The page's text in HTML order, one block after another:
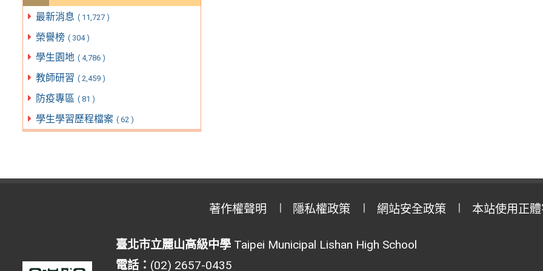
最新消息 ( 11,727 )
榮譽榜 ( 304 )
學生園地 ( 4,786 )
教師研習 ( 2,459 )
防疫專區 ( 81 )
學生學習歷程檔案 ( 62 )
著作權聲明 隱私權政策 網站安全政策 本站使用正
臺北市立麗山高級中學Taipei Municipal Lishan High School
電話： (02) 2657-0435